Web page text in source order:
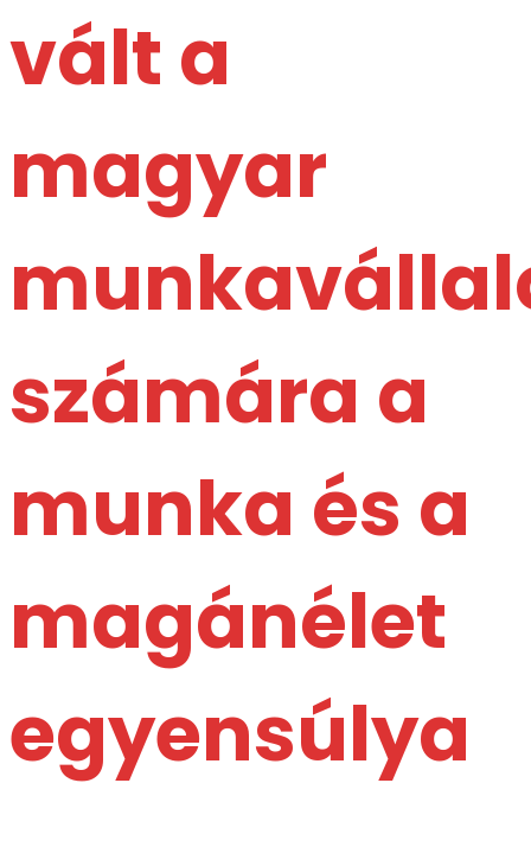
vált a
magyar
számára a
munka és a
magánélet
egyensúlya